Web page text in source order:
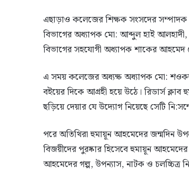
এছাড়াও কলেজের শিক্ষক সংসদের সম্পাদক
বিভাগের অধ্যাপক মো: আব্দুল হাই আলহাদী,
বিভাগের সহযোগী অধ্যাপক শাকের আহমেদ
এ সময় কলেজের অধ্যক্ষ অধ্যাপক মো: শওকত
বইয়ের দিকে আগ্রহী হয়ে উঠে। রিডার্স
ছড়িয়ে দেয়ার যে উদ্যোগ নিয়েছে সেটি
পরে অতিথিরা হুমায়ূন আহমেদের জন্মদিন
বিজয়ীদের পুরষ্কার হিসেবে হুমায়ূন
আহমেদের গল্প, উপন্যাস, নাটক ও চলচ্চিত্র